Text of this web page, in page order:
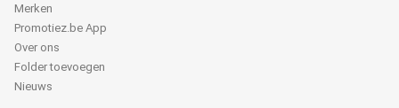
Merken
Promotiez.be App
Over ons
Folder toevoegen
Nieuws